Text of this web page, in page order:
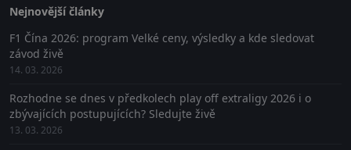
Nejnovější články
F1 Čína 2026: program Velké ceny, výsledky a kde sledovat
závod živě
14. 03. 2026
Rozhodne se dnes v předkolech play off extraligy 2026 i o
zbývajících postupujících? Sledujte živě
13. 03. 2026